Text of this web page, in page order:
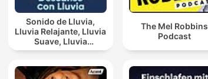
Sonido de Lluvia,
Lluvia Relajante, Lluvia
Suave, Lluvia
Nocturna, Descanso
The Mel Robbins
Podcast